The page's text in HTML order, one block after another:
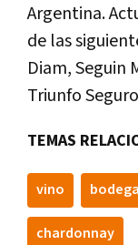
Argentina.
de las
Diam, Seguin
Triunfo
TEMAS
vino bodega
chardonnay